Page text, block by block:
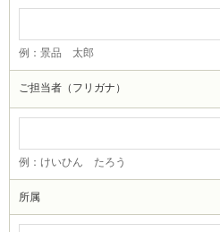
例：景品 太郎
ご担当者（フリガナ）
例：けいひん たろう
所属